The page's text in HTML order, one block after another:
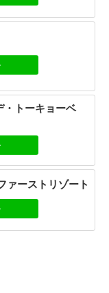
・トーキョーベ
ァーストリゾート